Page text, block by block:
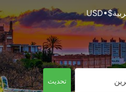
$•USD
تحديث